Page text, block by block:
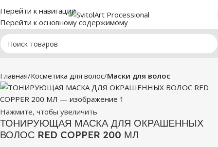
Перейти к навигации
Перейти к основному содержимому
Главная Косметика для волос Маски для волос
Нажмите, чтобы увеличить
ТОНИРУЮЩАЯ МАСКА ДЛЯ ОКРАШЕННЫХ
ВОЛОС RED COPPER 200 МЛ